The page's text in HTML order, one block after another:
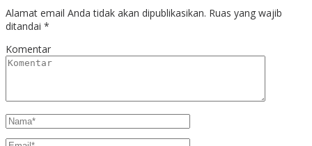
Alamat email Anda tidak akan dipublikasikan. Ruas yang wajib
ditandai *
Komentar